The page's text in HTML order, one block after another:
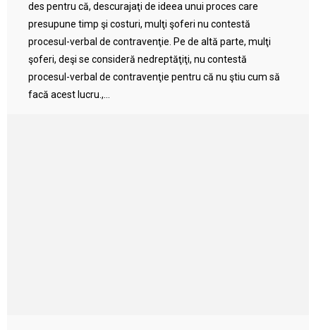
des pentru că, descurajaţi de ideea unui proces care
presupune timp şi costuri, mulţi şoferi nu contestă
procesul-verbal de contravenţie. Pe de altă parte, mulţi
şoferi, deşi se consideră nedreptăţiţi, nu contestă
procesul-verbal de contravenţie pentru că nu ştiu cum să
facă acest lucru.,...